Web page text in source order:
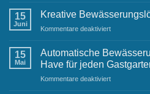
Lösungen
15
Juni
Kreative
Kommentare deaktiviertfür
für
kleine
Gärten
15
Mai
Automatische
Have für jeden
Kommentare deaktiviertfür